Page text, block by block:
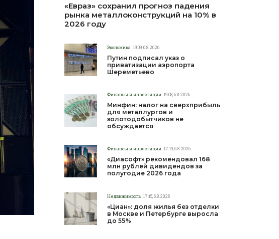
«Евраз» сохранил прогноз падения
рынка металлоконструкций на 10% в
2026 году
Экономика 19:09, 6.8.2026
Путин подписал указ о
приватизации аэропорта
Шереметьево
Финансы и инвестиции 19:08, 6.8.2026
Минфин: налог на сверхприбыль
для металлургов и
золотодобытчиков не
обсуждается
Финансы и инвестиции 17:19, 6.8.2026
«Диасофт» рекомендовал 168
млн рублей дивидендов за
полугодие 2026 года
Недвижимость 17:15, 6.8.2026
«Циан»: доля жилья без отделки
в Москве и Петербурге выросла
до 55%